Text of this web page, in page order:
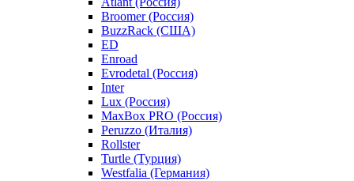
Broomer (Россия)
BuzzRack (США)
ED
Enroad
Evrodetal (Россия)
Inter
Lux (Россия)
MaxBox PRO (Россия)
Peruzzo (Италия)
Rollster
Turtle (Турция)
Westfalia (Германия)